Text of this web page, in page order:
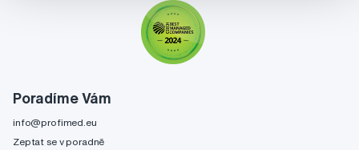
Poradíme Vám
info@profimed.eu
Zeptat se v poradně